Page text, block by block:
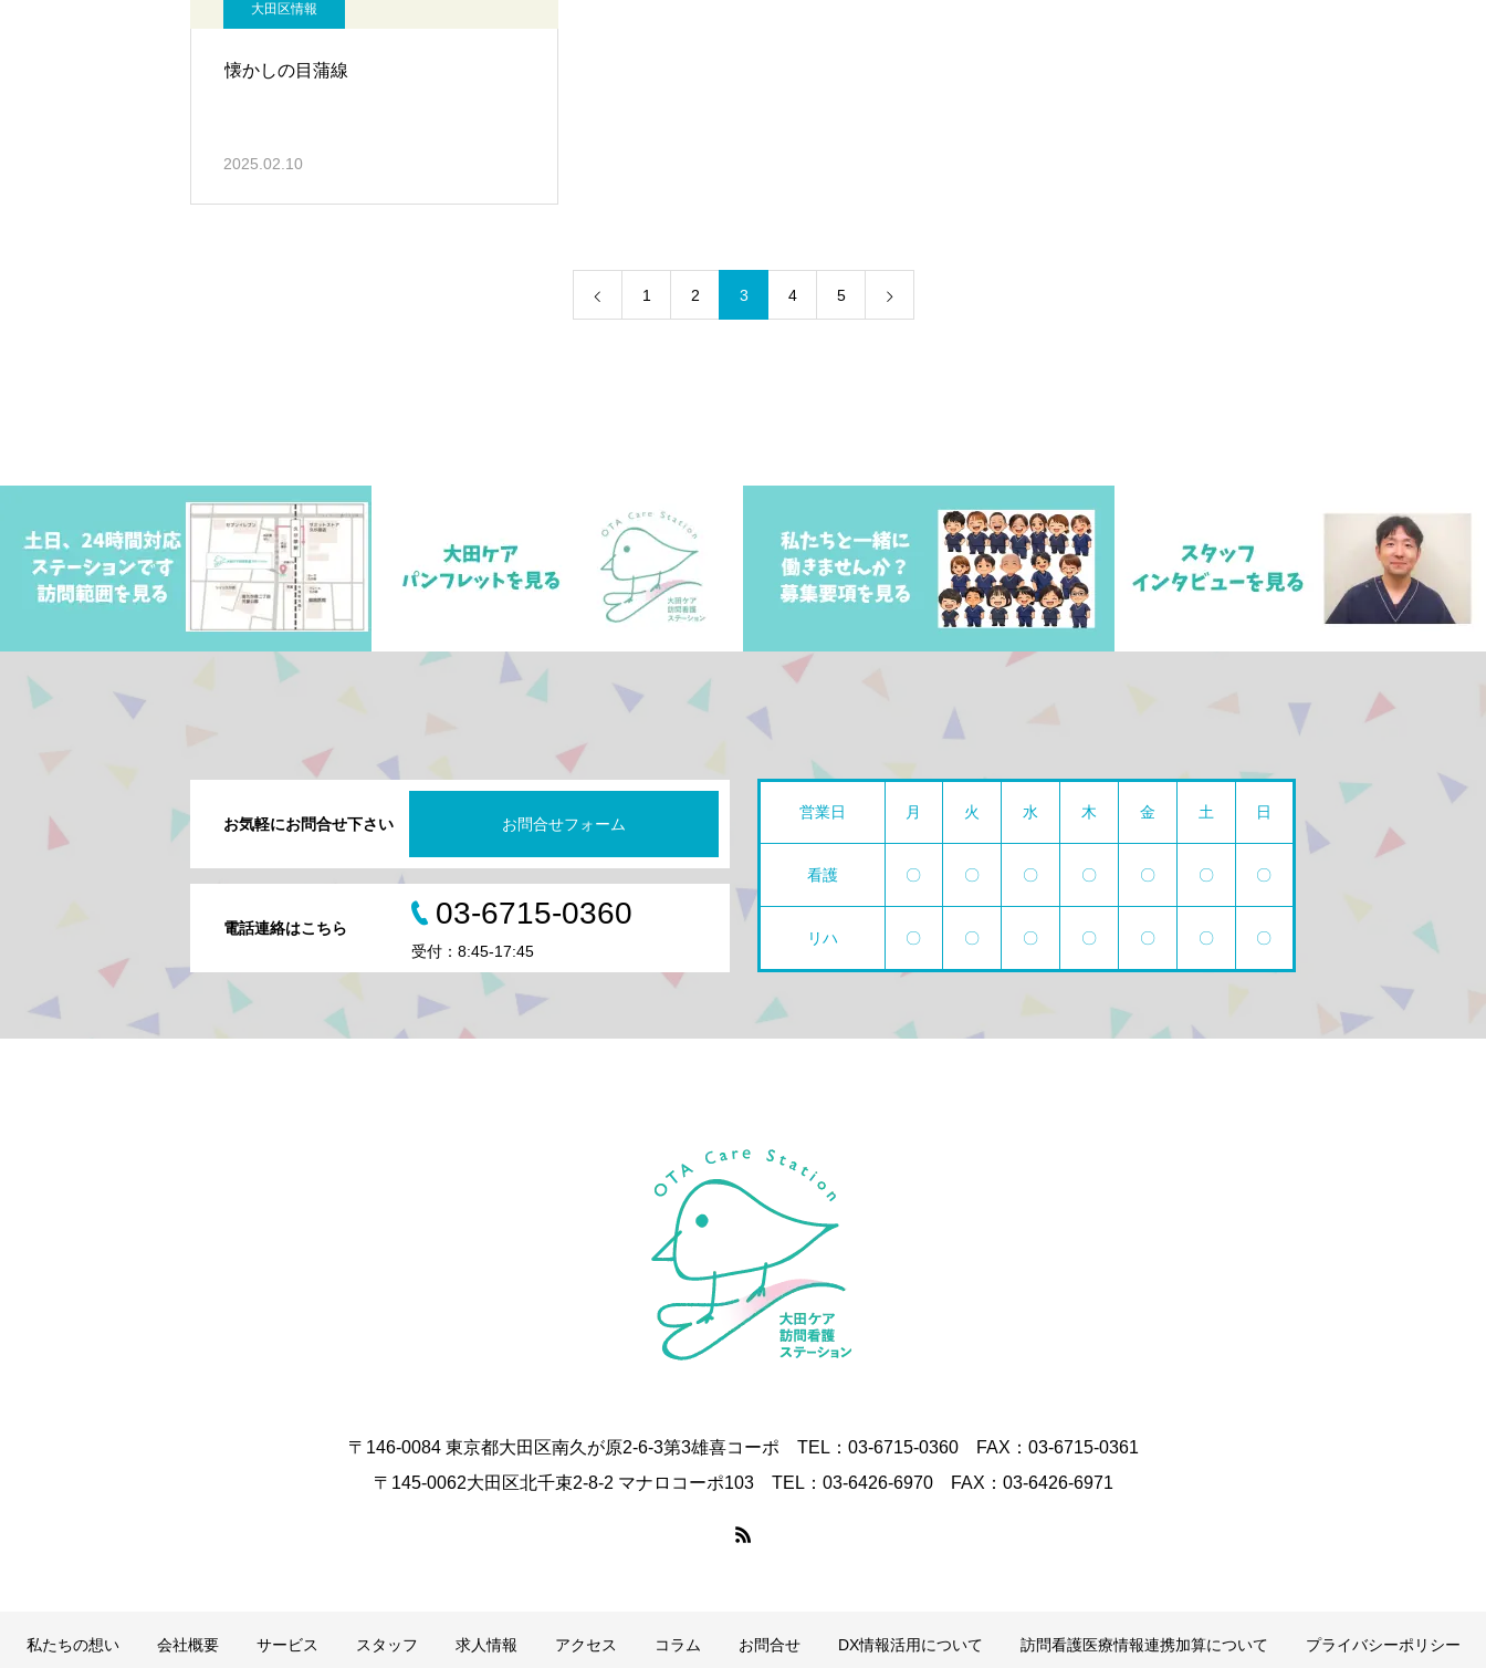
大田区情報
懐かしの目蒲線
2025.02.10
1 2 3 4 5
お気軽にお問合せ下さい お問合せフォーム
電話連絡はこちら 03-6715-0360
受付：8:45-17:45
営業日 月 火 水 木 金 土 日
看護 〇 〇 〇 〇 〇 〇 〇
リハ 〇 〇 〇 〇 〇 〇 〇
〒146-0084 東京都大田区南久が原2-6-3第3雄喜コーポ TEL：03-6715-0360 FAX：03-6715-0361
〒145-0062大田区北千束2-8-2 マナロコーポ103 TEL：03-6426-6970 FAX：03-6426-6971
私たちの想い 会社概要 サービス スタッフ 求人情報 アクセス コラム お問合せ DX情報活用について 訪問看護医療情報連携加算について プライバシーポリシー